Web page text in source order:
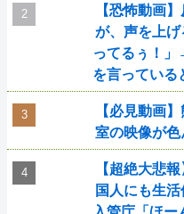
【恐怖動画
が、声を上
ってるぅ！
を言ってい
【必見動画
室の映像が
【超絶大悲
国人にも生活